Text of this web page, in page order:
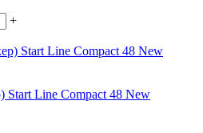
+
Start Line Compact 48 New